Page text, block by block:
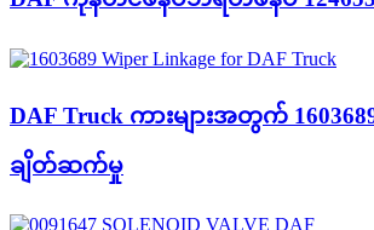
DAF Truck ကားများအတွက်
ချိတ်ဆက်မှု